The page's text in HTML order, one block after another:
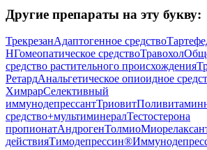
Другие препараты на эту букву:
ТрекрезанАдаптогенное средство
НГомеопатическое средствоТравохол
средство растительного происхождения
РетардАнальгетическое опиоидное
ХимрарСелективный
иммунодепрессантТриовит
средство+мультиминералТестостерона
пропионатАндрогенТолмио
действияТимодепрессин®